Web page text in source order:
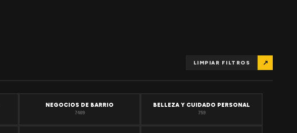
LIMPIAR FILTROS ↗
NEGOCIOS DE BARRIO
7409
BELLEZA Y CUIDADO PERSONAL
759